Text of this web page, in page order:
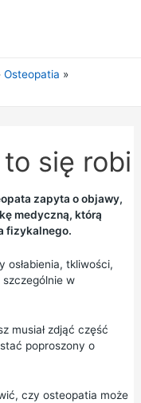
Osteopatia
się robi
zapyta o objawy,
medyczną, którą
fizykalnego.
osłabienia, tkliwości,
w
musiał zdjąć część
poproszony o
czy osteopatia może